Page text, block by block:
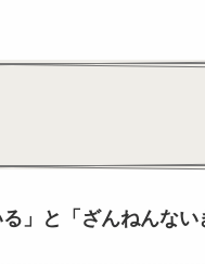
る」と「ざんねんな